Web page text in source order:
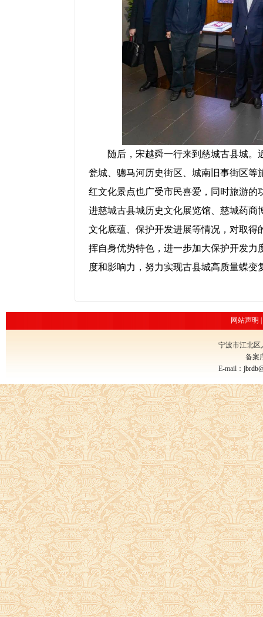
随后，宋越舜一行来到慈城古县城
瓮城、骢马河历史街区、城南旧事街区
红文化景点也广受市民喜爱，同时旅游
进慈城古县城历史文化展览馆、慈城药
文化底蕴、保护开发进展等情况，对取
挥自身优势特色，进一步加大保护开发
度和影响力，努力实现古县城高质量蝶变
网站声明
宁波市江北区
备案
E-mail：